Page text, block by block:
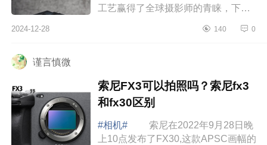
工艺赢得了全球摄影师的青睐，下面
哈苏镜头怎么选 哈苏x2d值得买
2024-12-28 140 0
谨言慎微
索尼FX3可以拍照吗？索尼fx3
和fx30区别
#相机#
索尼在2022年9月28日晚
上10点发布了FX30,这款APSC画幅的